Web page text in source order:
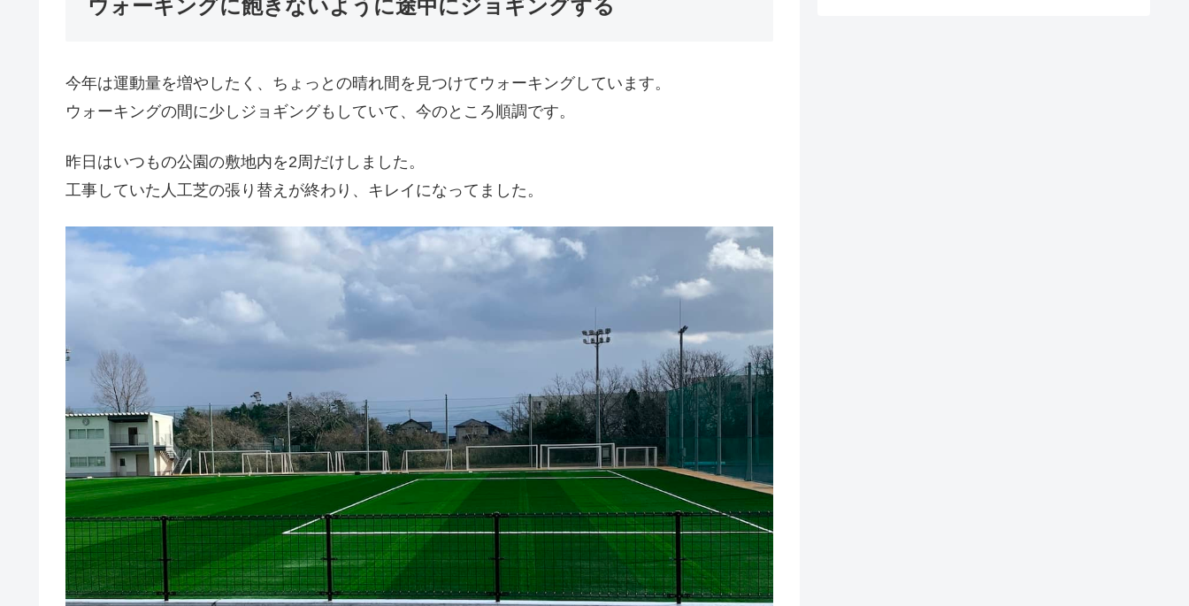
ウォーキングに飽きないように途中にジョギングする
今年は運動量を増やしたく、ちょっとの晴れ間を見つけてウォーキングしています。
ウォーキングの間に少しジョギングもしていて、今のところ順調です。
昨日はいつもの公園の敷地内を2周だけしました。
工事していた人工芝の張り替えが終わり、キレイになってました。